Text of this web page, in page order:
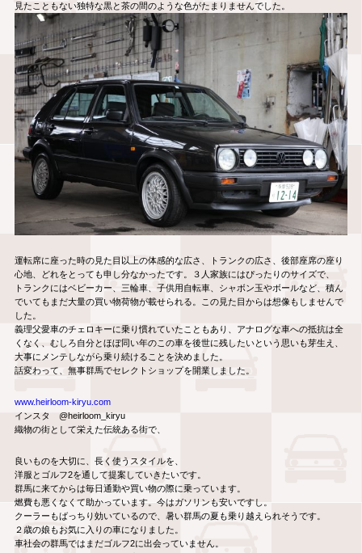
見たこともない独特な黒と茶の間のような色がたまりませんでした。
運転席に座った時の見た目以上の体感的な広さ、トランクの広さ、後部座席の座り
心地、どれをとっても申し分なかったです。
３人家族にはぴったりのサイズで、
トランクにはベビーカー、三輪車、子供用自転車、シャボン玉やボールなど、積ん
でいてもまだ大量の買い物荷物が載せられる。この見た目からは想像もしませんで
した。
義理父愛車のチェロキーに乗り慣れていたこともあり、アナログな車への抵抗は全
くなく、むしろ自分とほぼ同い年のこの車を後世に残したいという思いも芽生え、
大事にメンテしながら乗り続けることを決めました。
話変わって、無事群馬でセレクトショップを開業しました。
www.heirloom-kiryu.com
インスタ @heirloom_kiryu
織物の街として栄えた伝統ある街で、
良いものを大切に、長く使うスタイルを、
洋服とゴルフ2を通して提案していきたいです。
群馬に来てからは毎日通勤や買い物の際に乗っています。
燃費も悪くなくて助かっています。今はガソリンも安いですし。
クーラーもばっちり効いているので、暑い群馬の夏も乗り越えられそうです。
２歳の娘もお気に入りの車になりました。
車社会の群馬ではまだゴルフ2に出会っていません。